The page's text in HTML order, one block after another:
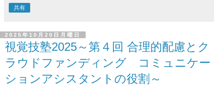
共有
2025年10月20日月曜日
視覚技塾2025～第４回 合理的配慮とク
ラウドファンディング コミュニケー
ションアシスタントの役割～